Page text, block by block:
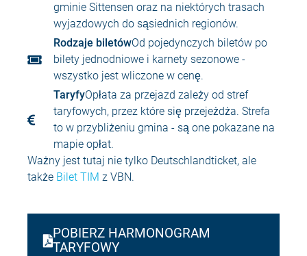
gminie Sittensen oraz na niektórych trasach
wyjazdowych do sąsiednich regionów.
Rodzaje biletówOd pojedynczych biletów po
bilety jednodniowe i karnety sezonowe -
wszystko jest wliczone w cenę.
TaryfyOpłata za przejazd zależy od stref
taryfowych, przez które się przejeżdża. Strefa
to w przybliżeniu gmina - są one pokazane na
mapie opłat.
Ważny jest tutaj nie tylko Deutschlandticket, ale
także Bilet TIM z VBN.
POBIERZ HARMONOGRAM
TARYFOWY